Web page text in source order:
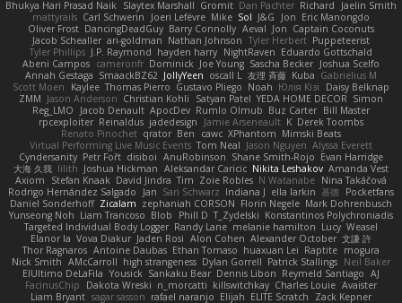
Bhukya Hari Prasad Naik
Slaytex Marshall Gromit Dan Pachter Richard
Jaelin Smith
mattyrails Carl Schwerin Joeri Lefévre Mike Sol J&G Jon Eric Manongdo
Oliver Frost DancingDeadGuy Barry Connolly Aeval Jon Captain Coconuts
Jacob Schealler ari-goldman Nathan Johnson Tyler Herbert Puppeteerist
Tyler Phillips J.P. Raymond hayden harry NightRaven Eduardo Gottschald
Abeni Campos cameronfr Dominick Joe Young Sascha Becker Joshua Scelfo
Annah Gestaga SmaackBZ62 JollyYeen oscall L 友理 斉藤 Kuba Gabrielius M
Scott Moen
Kaylee Thomas Pierro Gustavo Pliego Noah Юлія Кізі
Daisy Belknap
ZMM Jason Anderson Christian Kohli Satyan Patel YEDA HOME DECOR Simon
Reg_LMO
Jacob Denault ApocDev Rumlo Olmub Buz Carter Bill Master
rpcexploiter Reinaldus jadedesign Jamie Arseneault K Derek Toombs
Renato Pinochet qrator Ben cawc XPhantom Mimski Beats
Virtual Performing Live Music Events Tom Neal Jason Nguyen Alyssa Everett
Cyndersanity Petr Fořt disiboi AnuRobinson Shane Smith-Rojo Evan Harridge
大海 久我 lilith Joshua Hickman Aleksandar Caricic Nikita Leshakov Amanda Vest
Axiom
Stefan Knaak David Jindra Tim Zoie Robles N Watanabe Nina Takáčová
Rodrigo Hernández Salgado
Jan Sari Schwarz Indiana J ella larkin 基德
Pocketfans
Daniel Sonderhoff Zicalam zephaniah CORSON Florin Negele Mark Dohrenbusch
Yunseong Noh Liam Trancoso Blob Phill D T_Zydelski Konstantinos Polychroniadis
Targeted Individual Body Logger Randy Lane melanie hamilton Lucy Weasel
Elanor la Vova Diakur Jaden Rosi Alon Cohen Alexander October 文謙 許
Thor Ragnaros Antoine Daubas Ethan Tomaso huaxuan Lei Raptite mogura
Nick Smith AMcCarroll high strangeness Dylan Gorrell Patrick Stallings Neil Baker
ElUltimo DeLaFila Yousick Sankaku Bear Dennis Libon Reymeld Santiago AJ
FacinusChip
Dakota Wreski n_morcatti killswitchkay Charles Louie Avaister
Liam Bryant sagar sasson rafael naranjo Elijah ELITE Scratch
Zack Kepner